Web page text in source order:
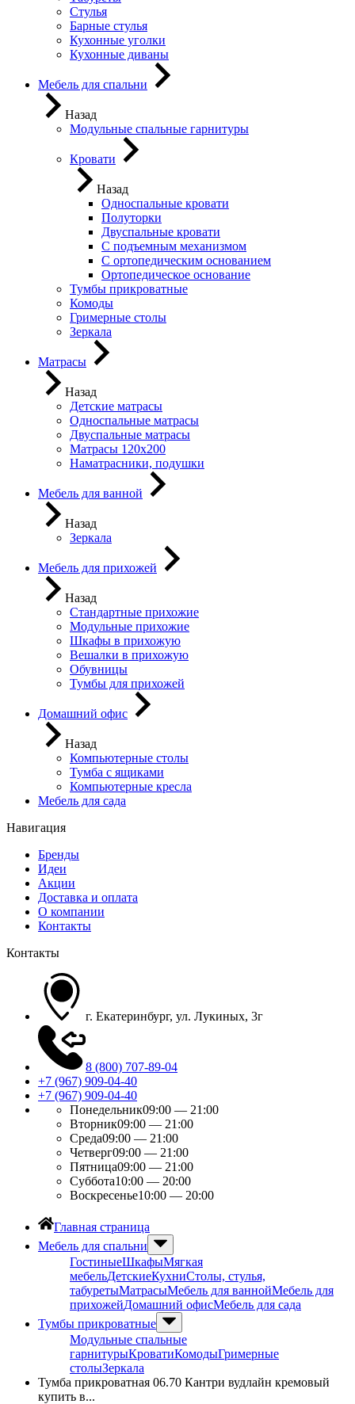
Стулья
Барные стулья
Кухонные уголки
Кухонные диваны
Мебель для спальни
Назад
Модульные спальные гарнитуры
Кровати
Назад
Односпальные кровати
Полуторки
Двуспальные кровати
С подъемным механизмом
С ортопедическим основанием
Ортопедическое основание
Тумбы прикроватные
Комоды
Гримерные столы
Зеркала
Матрасы
Назад
Детские матрасы
Односпальные матрасы
Двуспальные матрасы
Матрасы 120х200
Наматрасники, подушки
Мебель для ванной
Назад
Зеркала
Мебель для прихожей
Назад
Стандартные прихожие
Модульные прихожие
Шкафы в прихожую
Вешалки в прихожую
Обувницы
Тумбы для прихожей
Домашний офис
Назад
Компьютерные столы
Тумба с ящиками
Компьютерные кресла
Мебель для сада
Навигация
Бренды
Идеи
Акции
Доставка и оплата
О компании
Контакты
Контакты
г. Екатеринбург, ул. Лукиных, 3г
8 (800) 707-89-04
+7 (967) 909-04-40
+7 (967) 909-04-40
Понедельник09:00 — 21:00
Вторник09:00 — 21:00
Среда09:00 — 21:00
Четверг09:00 — 21:00
Пятница09:00 — 21:00
Суббота10:00 — 20:00
Воскресенье10:00 — 20:00
Главная страница
Мебель для спальни
ГостиныеШкафыМягкая
мебельДетскиеКухниСтолы, стулья,
табуретыМатрасыМебель для ваннойМебель для
прихожейДомашний офисМебель для сада
Тумбы прикроватные
Модульные спальные
гарнитурыКроватиКомодыГримерные
столыЗеркала
Тумба прикроватная 06.70 Кантри вудлайн кремовый
купить в...